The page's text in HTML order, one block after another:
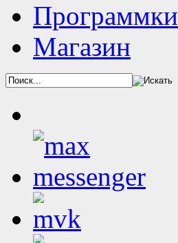
Программки
Магазин